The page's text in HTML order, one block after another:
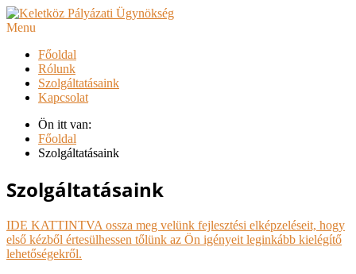
Menu
Főoldal
Rólunk
Szolgáltatásaink
Kapcsolat
Ön itt van:
Főoldal
Szolgáltatásaink
Szolgáltatásaink
IDE KATTINTVA ossza meg velünk fejlesztési elképzeléseit, hogy
első kézből értesülhessen tőlünk az Ön igényeit leginkább kielégítő
lehetőségekről.